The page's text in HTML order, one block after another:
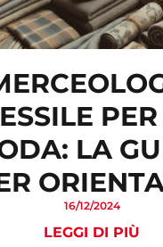
LA
16/12/2024
LEGGI DI PIÙ